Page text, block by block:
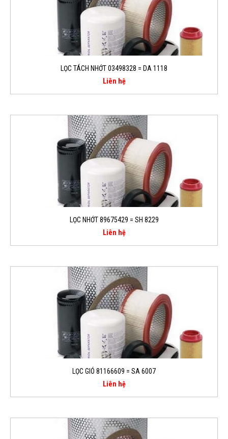
LỌC TÁCH NHỚT 03498328 = DA 1118
Liên hệ
LỌC NHỚT 89675429 = SH 8229
Liên hệ
LỌC GIÓ 81166609 = SA 6007
Liên hệ